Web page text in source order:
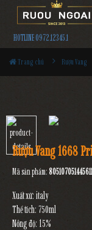
HOTLINE 0972.12345.1
Trang chủ Rượu Vang
Rượu Vang 1668
Mã sản phẩm:
Xuất xứ: italy
Thể tích: 750ml
Nồng độ: 15%